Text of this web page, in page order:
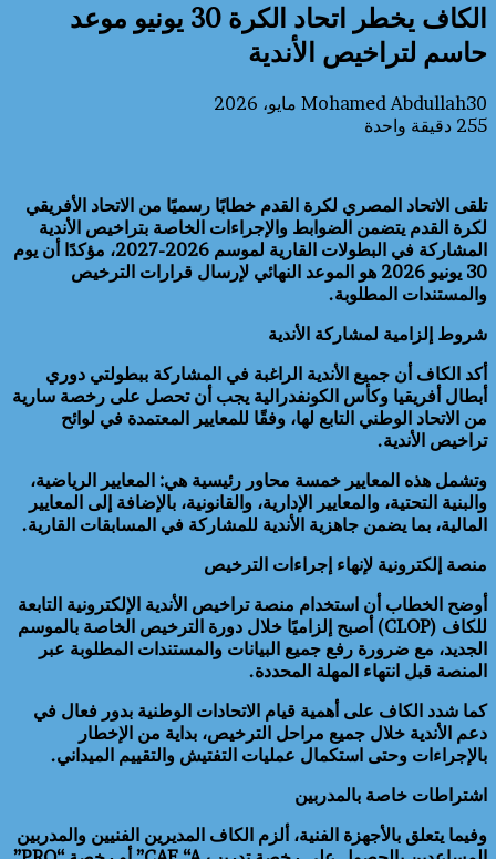
الكاف يخطر اتحاد الكرة 30 يونيو موعد
حاسم لتراخيص الأندية
Mohamed Abdullah30 مايو، 2026
255 دقيقة واحدة
تلقى الاتحاد المصري لكرة القدم خطابًا رسميًا من الاتحاد الأفريقي
لكرة القدم يتضمن الضوابط والإجراءات الخاصة بتراخيص الأندية
المشاركة في البطولات القارية لموسم 2026-2027، مؤكدًا أن يوم
30 يونيو 2026 هو الموعد النهائي لإرسال قرارات الترخيص
والمستندات المطلوبة.
شروط إلزامية لمشاركة الأندية
أكد الكاف أن جميع الأندية الراغبة في المشاركة ببطولتي دوري
أبطال أفريقيا وكأس الكونفدرالية يجب أن تحصل على رخصة سارية
من الاتحاد الوطني التابع لها، وفقًا للمعايير المعتمدة في لوائح
تراخيص الأندية.
وتشمل هذه المعايير خمسة محاور رئيسية هي: المعايير الرياضية،
والبنية التحتية، والمعايير الإدارية، والقانونية، بالإضافة إلى المعايير
المالية، بما يضمن جاهزية الأندية للمشاركة في المسابقات القارية.
منصة إلكترونية لإنهاء إجراءات الترخيص
أوضح الخطاب أن استخدام منصة تراخيص الأندية الإلكترونية التابعة
للكاف (CLOP) أصبح إلزاميًا خلال دورة الترخيص الخاصة بالموسم
الجديد، مع ضرورة رفع جميع البيانات والمستندات المطلوبة عبر
المنصة قبل انتهاء المهلة المحددة.
كما شدد الكاف على أهمية قيام الاتحادات الوطنية بدور فعال في
دعم الأندية خلال جميع مراحل الترخيص، بداية من الإخطار
بالإجراءات وحتى استكمال عمليات التفتيش والتقييم الميداني.
اشتراطات خاصة بالمدربين
وفيما يتعلق بالأجهزة الفنية، ألزم الكاف المديرين الفنيين والمدربين